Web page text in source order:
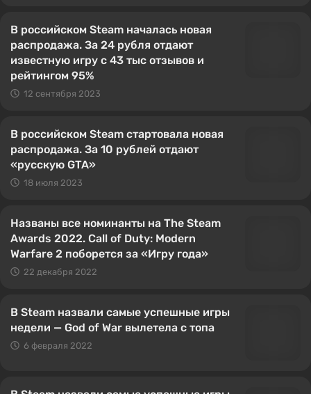
В российском Steam началась новая
распродажа. За 24 рубля отдают
известную игру с 43 тыс отзывов и
рейтингом 95%
12 сентября 2023
В российском Steam стартовала новая
распродажа. За 10 рублей отдают
«русскую GTA»
18 июля 2023
Названы все номинанты на The Steam
Awards 2022. Call of Duty: Modern
Warfare 2 поборется за «Игру года»
22 декабря 2022
В Steam назвали самые успешные игры
недели — God of War вылетела с топа
6 февраля 2022